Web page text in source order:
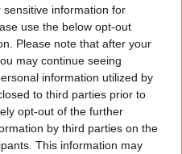
information for
use the below opt-out
Please note that after your
may continue seeing
information utilized by
to third parties prior to
opt-out of the further
by third parties on the
This information may